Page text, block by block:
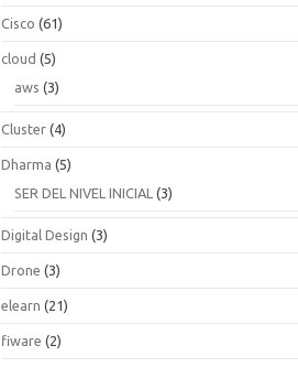
Cisco (61)
cloud (5)
aws (3)
Cluster (4)
Dharma (5)
SER DEL NIVEL INICIAL (3)
Digital Design (3)
Drone (3)
elearn (21)
fiware (2)